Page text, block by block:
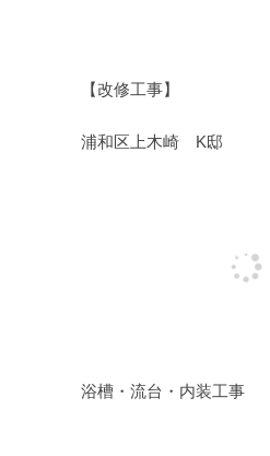
【改修工事】
浦和区上木崎 K邸
浴槽・流台・内装工事